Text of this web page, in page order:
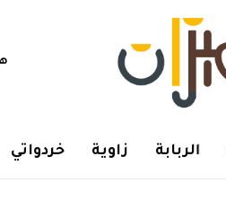
الربابة زاوية خردواتي